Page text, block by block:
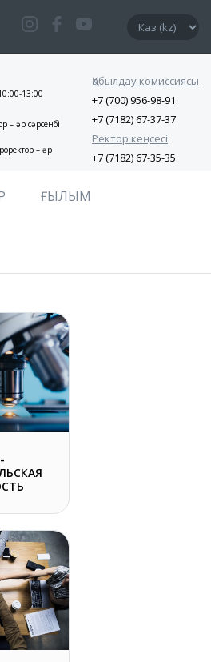
13:00
– әр сәрсенбі
– әр
Қабылдау комиссиясы
+7 (700) 956-98-91
+7 (7182) 67-37-37
Ректор кеңсесі
+7 (7182) 67-35-35
ҒЫЛЫМ